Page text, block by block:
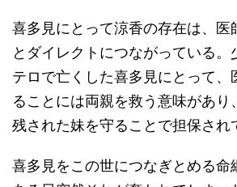
喜多見にとって涼香の存在は、医
とダイレクトにつながっている。
テロで亡くした喜多見にとって、
ることには両親を救う意味があり
残された妹を守ることで担保され
喜多見をこの世につなぎとめる命